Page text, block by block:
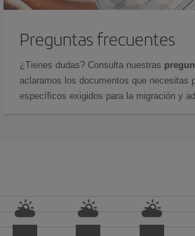
Preguntas frecuentes
¿Tienes dudas? Consulta nuestras
aclaramos los documentos que necesitas
específicos exigidos para la migración y